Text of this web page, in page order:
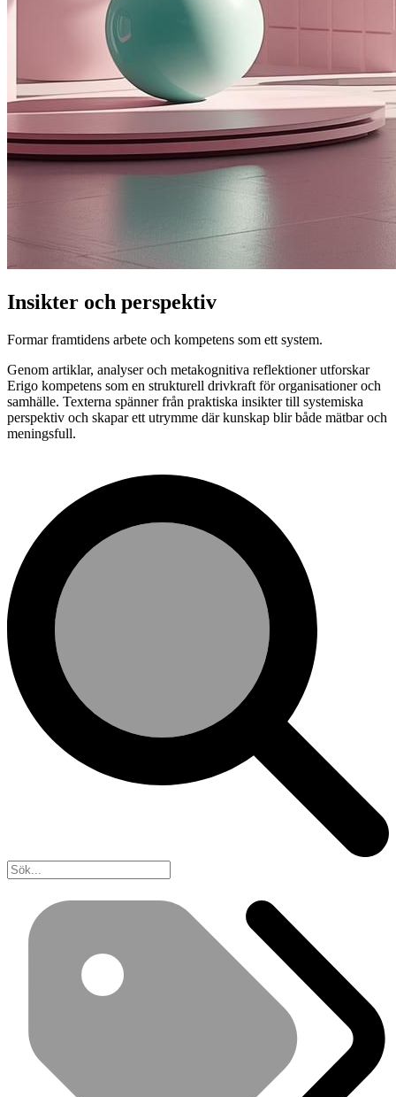
Insikter och perspektiv
Formar framtidens arbete och kompetens som ett system.
Genom artiklar, analyser och metakognitiva reflektioner utforskar
Erigo kompetens som en strukturell drivkraft för organisationer och
samhälle. Texterna spänner från praktiska insikter till systemiska
perspektiv och skapar ett utrymme där kunskap blir både mätbar och
meningsfull.